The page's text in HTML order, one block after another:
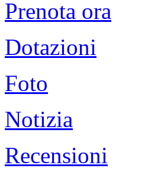
Prenota ora
Dotazioni
Foto
Notizia
Recensioni